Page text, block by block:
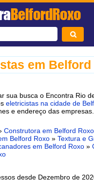
BelfordRoxo
em Belford
sua busca o Encontra Rio
eletricistas na cidade de
e endereço das empresas.
Construtora em Belford Roxo
Belford Roxo »Textura e
em Belford Roxo »
desde Dezembro de